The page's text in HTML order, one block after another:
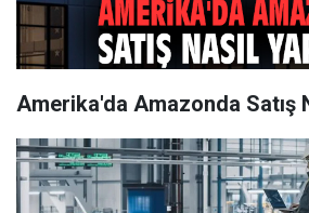
Amerika'da Amazonda Satış